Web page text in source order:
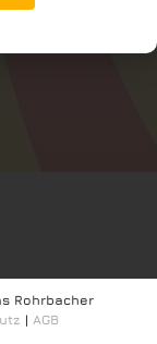
Rohrbacher
| AGB